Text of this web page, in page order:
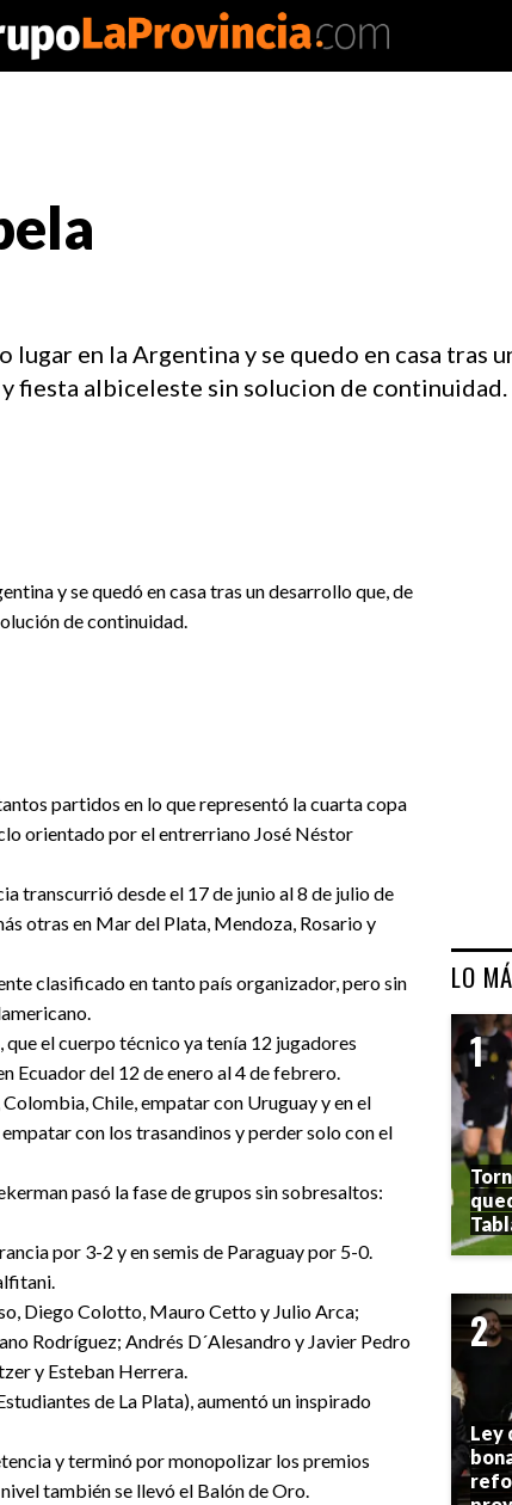
en la Argentina y se quedo en casa tras
fiesta albiceleste sin solucion de continuidad.
y se quedó en casa tras un desarrollo que, de
de continuidad.
partidos en lo que representó la cuarta copa
orientado por el entrerriano José Néstor
transcurrió desde el 17 de junio al 8 de julio de
otras en Mar del Plata, Mendoza, Rosario y
clasificado en tanto país organizador, pero sin
el cuerpo técnico ya tenía 12 jugadores
Ecuador del 12 de enero al 4 de febrero.
Chile, empatar con Uruguay y en el
con los trasandinos y perder solo con el
pasó la fase de grupos sin sobresaltos:
por 3-2 y en semis de Paraguay por 5-0.
Diego Colotto, Mauro Cetto y Julio Arca;
Rodríguez; Andrés D´Alesandro y Javier Pedro
y Esteban Herrera.
de La Plata), aumentó un inspirado
y terminó por monopolizar los premios
también se llevó el Balón de Oro.
LO
Ley